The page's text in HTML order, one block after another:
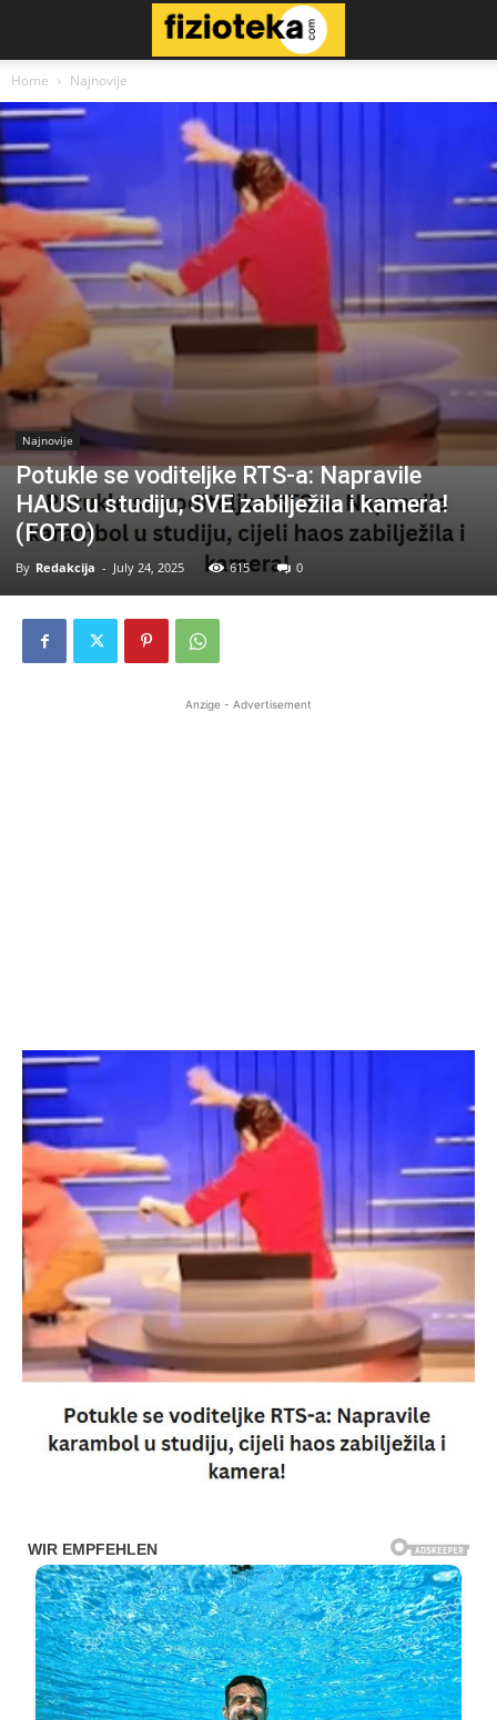
Home Najnovije
Najnovije
Potukle se voditeljke RTS-a: Napravile
HAUS u studiju, SVE zabilježila i kamera!
(FOTO)
By Redakcija - July 24, 2025 615 0
Anzige - Advertisement